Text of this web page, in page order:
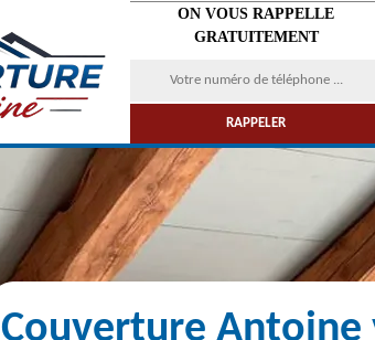
ON VOUS RAPPELLE
GRATUITEMENT
Couverture